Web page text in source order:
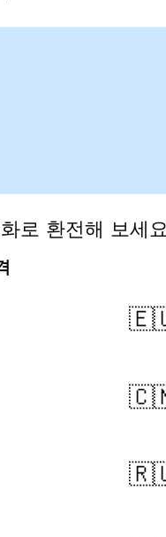
로 환전해 보세